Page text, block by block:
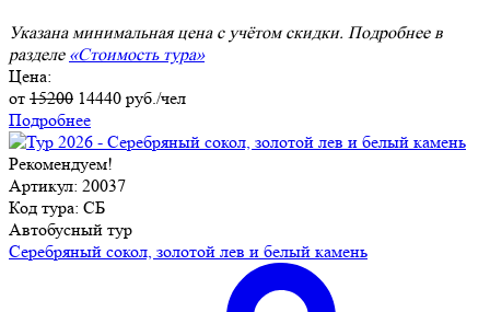
Указана минимальная цена с учётом скидки. Подробнее в
разделе «Стоимость тура»
Цена:
от 15200 14440 руб./чел
Подробнее
Рекомендуем!
Артикул: 20037
Код тура: СБ
Автобусный тур
Серебряный сокол, золотой лев и белый камень